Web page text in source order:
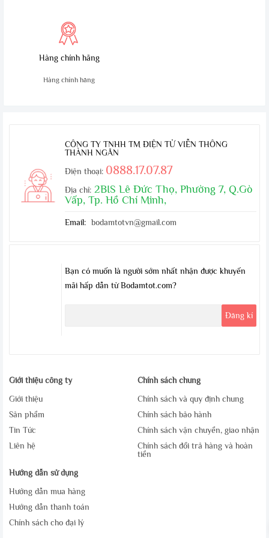
Hàng chính hãng
Hàng chính hãng
CÔNG TY TNHH TM ĐIỆN TỬ VIỄN THÔNG
THÀNH NGÂN
Điện thoại: 0888.17.07.87
Địa chỉ: 2BIS Lê Đức Thọ, Phường 7, Q.Gò
Vấp, Tp. Hồ Chí Minh,
Email: bodamtotvn@gmail.com
Bạn có muốn là người sớm nhất nhận được khuyến
mãi hấp dẫn từ Bodamtot.com?
Giới thiệu công ty
Giới thiệu
Sản phẩm
Tin Tức
Liên hệ
Chính sách chung
Chính sách và quy định chung
Chính sách bảo hành
Chính sách vận chuyển, giao nhận
Chính sách đổi trả hàng và hoàn
tiền
Hướng dẫn sử dụng
Hướng dẫn mua hàng
Hướng dẫn thanh toán
Chính sách cho đại lý